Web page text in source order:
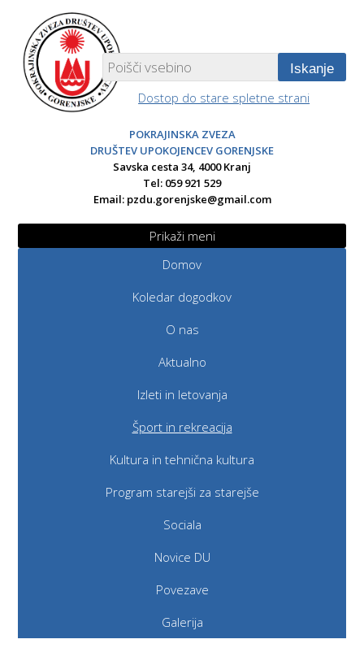
POKRAJINSKA ZVEZA
DRUŠTEV UPOKOJENCEV GORENJSKE
Savska cesta 34, 4000 Kranj
Tel: 059 921 529
Email: pzdu.gorenjske@gmail.com
Iskanje
Dostop do stare spletne strani
Prikaži meni
Domov
Koledar dogodkov
O nas
Aktualno
Izleti in letovanja
Šport in rekreacija
Kultura in tehnična kultura
Program starejši za starejše
Sociala
Novice DU
Povezave
Galerija